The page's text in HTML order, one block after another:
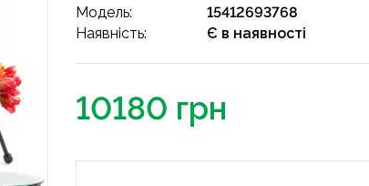
Модель:
15412693768
Наявність:
Є в наявності
10180 грн